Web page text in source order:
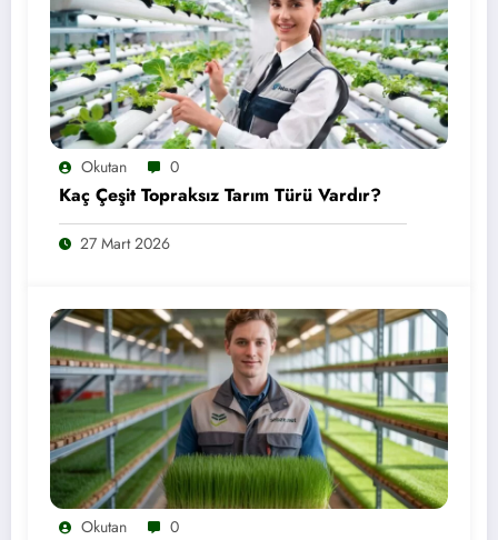
Okutan 0
Kaç Çeşit Topraksız Tarım Türü Vardır?
27 Mart 2026
Okutan 0